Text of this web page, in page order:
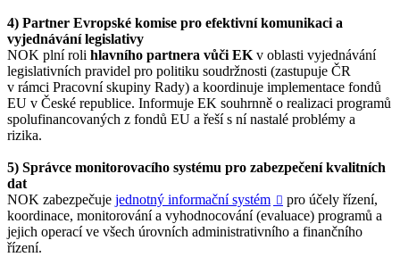
4) Partner Evropské komise pro efektivní komunikaci a
vyjednávání legislativy
NOK plní roli hlavního partnera vůči EK v oblasti vyjednávání
legislativních pravidel pro politiku soudržnosti (zastupuje ČR
v rámci Pracovní skupiny Rady) a koordinuje implementace fondů
EU v České republice. Informuje EK souhrnně o realizaci programů
spolufinancovaných z fondů EU a řeší s ní nastalé problémy a
rizika.
5) Správce monitorovacího systému pro zabezpečení kvalitních
dat
NOK zabezpečuje jednotný informační systém  pro účely řízení,
koordinace, monitorování a vyhodnocování (evaluace) programů a
jejich operací ve všech úrovních administrativního a finančního
řízení.